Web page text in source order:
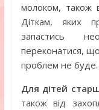
молоком, також
Діткам, яких
запастись
переконатися,
проблем не буде.
Для дітей
також від